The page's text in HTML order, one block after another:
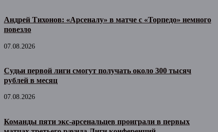
Андрей Тихонов: «Арсеналу» в матче с «Торпедо» немного
повезло
07.08.2026
Судьи первой лиги смогут получать около 300 тысяч
рублей в месяц
07.08.2026
Команды пяти экс-арсенальцев проиграли в первых